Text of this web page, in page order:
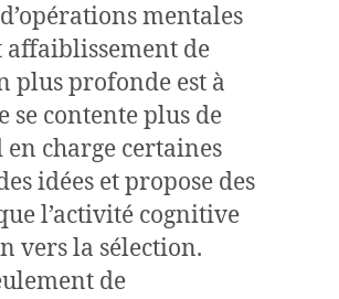
mentales
affaiblissement de
plus profonde est à
contente plus de
charge certaines
idées et propose des
l’activité cognitive
vers la sélection.
de